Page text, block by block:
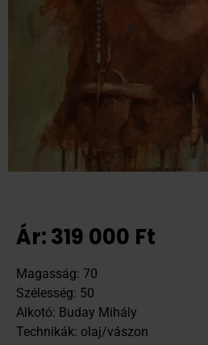
Ár:319 000 Ft
Magasság: 70
Szélesség: 50
Alkotó: Buday Mihály
Technikák: olaj/vászon